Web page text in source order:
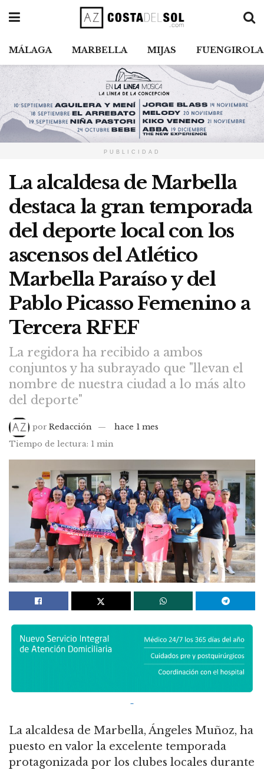
MÁLAGA MARBELLA MIJAS FUENGIROLA
PUBLICIDAD
La alcaldesa de Marbella
destaca la gran temporada
del deporte local con los
ascensos del Atlético
Marbella Paraíso y del
Pablo Picasso Femenino a
Tercera RFEF
La regidora ha recibido a ambos
conjuntos y ha subrayado que "llevan el
nombre de nuestra ciudad a lo más alto
del deporte"
por Redacción
hace 1 mes
Tiempo de lectura: 1 min
La alcaldesa de Marbella, Ángeles Muñoz, ha
puesto en valor la excelente temporada
protagonizada por los clubes locales durante